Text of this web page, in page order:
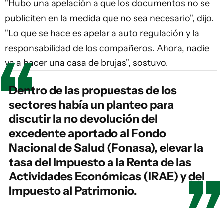
"Hubo una apelación a que los documentos no se
publiciten en la medida que no sea necesario", dijo.
"Lo que se hace es apelar a auto regulación y la
responsabilidad de los compañeros. Ahora, nadie
va a hacer una casa de brujas", sostuvo.
Dentro de las propuestas de los
sectores había un planteo para
discutir la no devolución del
excedente aportado al Fondo
Nacional de Salud (Fonasa), elevar la
tasa del Impuesto a la Renta de las
Actividades Económicas (IRAE) y del
Impuesto al Patrimonio.